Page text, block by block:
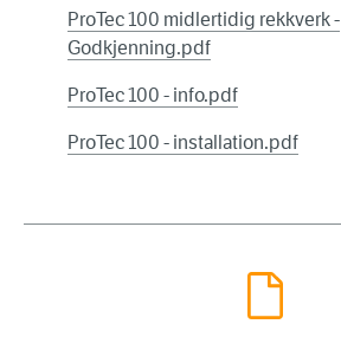
ProTec 100 midlertidig rekkverk -
Godkjenning.pdf
ProTec 100 - info.pdf
ProTec 100 - installation.pdf